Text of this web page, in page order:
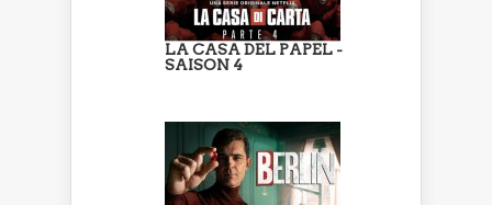
LA CASA DEL PAPEL -
SAISON 4